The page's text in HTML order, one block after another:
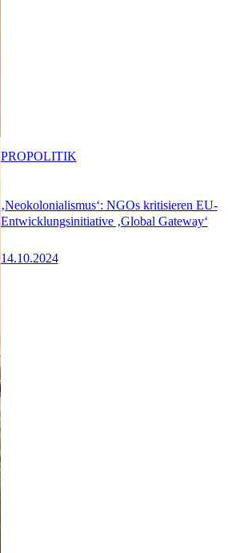
‚Neokolonialismus‘: NGOs kritisieren EU-
Entwicklungsinitiative ‚Global Gateway‘
14.10.2024
PROPOLITIK